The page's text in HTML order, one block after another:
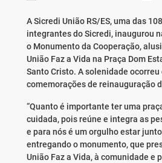
A Sicredi União RS/ES, uma das
integrantes do Sicredi, inaugurou
o Monumento da Cooperação,
União Faz a Vida na Praça Dom
Santo Cristo. A solenidade ocorreu
comemorações de reinauguração
“Quanto é importante ter uma
cuidada, pois reúne e integra as
e para nós é um orgulho estar
entregando o monumento, que
União Faz a Vida, à comunidade e